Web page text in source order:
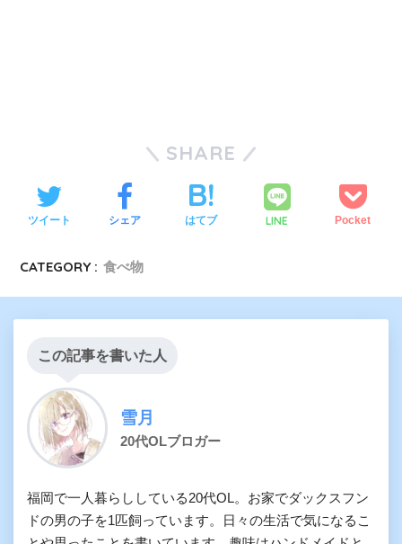
SHARE
ツイート シェア はてブ LINE Pocket
CATEGORY : 食べ物
この記事を書いた人
雪月
20代OLブロガー
福岡で一人暮らししている20代OL。お家でダックスフン
ドの男の子を1匹飼っています。日々の生活で気になるこ